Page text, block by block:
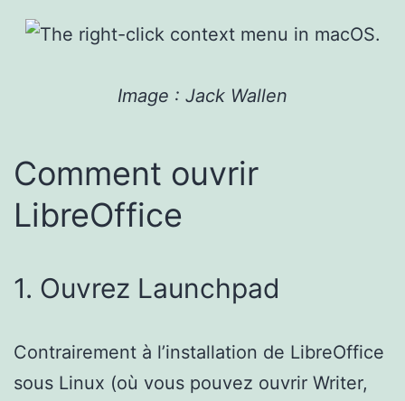
Image : Jack Wallen
Comment ouvrir
LibreOffice
1. Ouvrez Launchpad
Contrairement à l’installation de LibreOffice
sous Linux (où vous pouvez ouvrir Writer,